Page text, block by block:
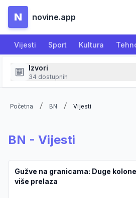
N novine.app
Vijesti Sport Kultura
Izvori
34 dostupnih
Početna / BN / Vijesti
BN - Vijesti
Gužve na granicama: Duge
više prelaza